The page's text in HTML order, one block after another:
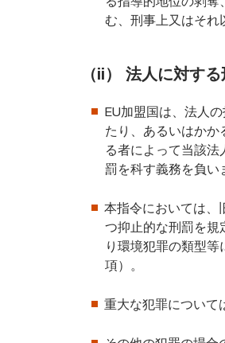
む、刑事上又はそれ
（ii） 法人に対す
EU加盟国は、法人
たり、あるいはかか
る者によって当該
罰を科す義務を負い
本指令においては、
つ抑止的な刑罰を規
り環境犯罪の類型
項）。
重大な犯罪について